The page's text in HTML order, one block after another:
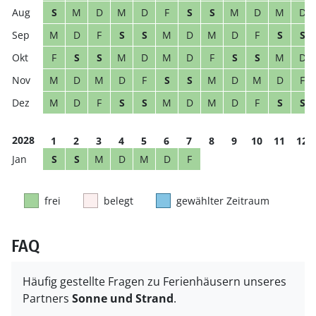
S
M D M D F S S M D M
D
M
D F S S M D M D F S
S
F
S S M D M D F S S M
D
M
D M D F S S M D M D
F
M
D F S S M D M D F S S
2028 1 2 3 4 5 6 7 8 9 10 11
12
S
S M D M D F
frei belegt gewählter Zeitraum
FAQ
Häufig gestellte Fragen zu Ferienhäusern unseres
Partners Sonne und Strand.